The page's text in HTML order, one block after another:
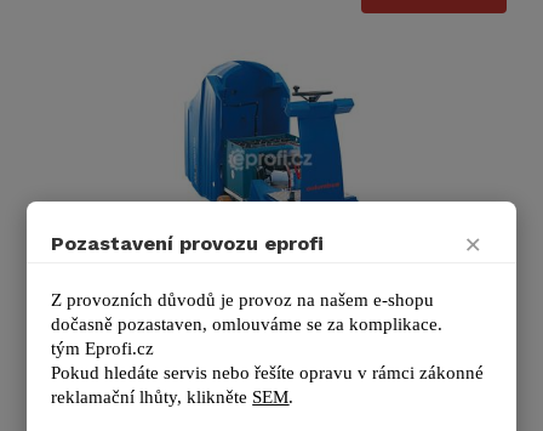
Columbus ARA 100 BM 150
Úklidový podlahový mycí stroj pro sedící obsluhu
Columbus ARA 100 BM 150 vyroben v osvědčené kvalitě. K
Pozastavení provozu eprofi ×
Z provozních důvodů je provoz na našem e-shopu
dočasně pozastaven, omlouváme se za komplikace.
tým Eprofi.cz
Pokud hledáte servis nebo řešíte opravu v rámci zákonné
reklamační lhůty, klikněte SEM.